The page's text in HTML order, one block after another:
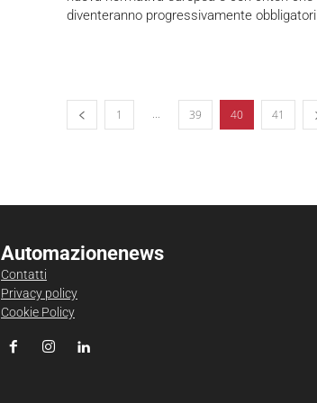
diventeranno progressivamente obbligatori
1 ... 39 40 41
Automazionenews
Contatti
Privacy policy
Cookie Policy